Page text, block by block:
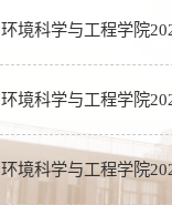
环境科学与工程学院
环境科学与工程学院
环境科学与工程学院